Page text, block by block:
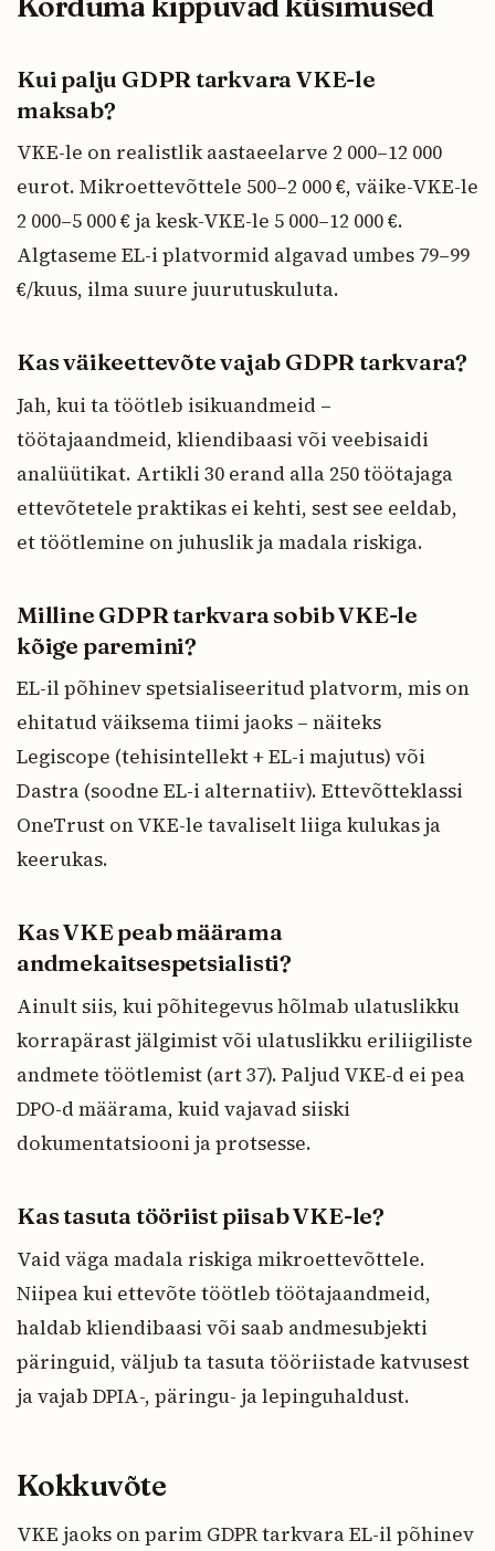
Kui palju GDPR tarkvara VKE-le
maksab?
VKE-le on realistlik aastaeelarve 2 000–12 000
eurot. Mikroettevõttele 500–2 000 €, väike-VKE-le
2 000–5 000 € ja kesk-VKE-le 5 000–12 000 €.
Algtaseme EL-i platvormid algavad umbes 79–99
€/kuus, ilma suure juurutuskuluta.
Kas väikeettevõte vajab GDPR tarkvara?
Jah, kui ta töötleb isikuandmeid –
töötajaandmeid, kliendibaasi või veebisaidi
analüütikat. Artikli 30 erand alla 250 töötajaga
ettevõtetele praktikas ei kehti, sest see eeldab,
et töötlemine on juhuslik ja madala riskiga.
Milline GDPR tarkvara sobib VKE-le
kõige paremini?
EL-il põhinev spetsialiseeritud platvorm, mis on
ehitatud väiksema tiimi jaoks – näiteks
Legiscope (tehisintellekt + EL-i majutus) või
Dastra (soodne EL-i alternatiiv). Ettevõtteklassi
OneTrust on VKE-le tavaliselt liiga kulukas ja
keerukas.
Kas VKE peab määrama
andmekaitsespetsialisti?
Ainult siis, kui põhitegevus hõlmab ulatuslikku
korrapärast jälgimist või ulatuslikku eriliigiliste
andmete töötlemist (art 37). Paljud VKE-d ei pea
DPO-d määrama, kuid vajavad siiski
dokumentatsiooni ja protsesse.
Kas tasuta tööriist piisab VKE-le?
Vaid väga madala riskiga mikroettevõttele.
Niipea kui ettevõte töötleb töötajaandmeid,
haldab kliendibaasi või saab andmesubjekti
päringuid, väljub ta tasuta tööriistade katvusest
ja vajab DPIA-, päringu- ja lepinguhaldust.
Kokkuvõte
VKE jaoks on parim GDPR tarkvara EL-il põhinev